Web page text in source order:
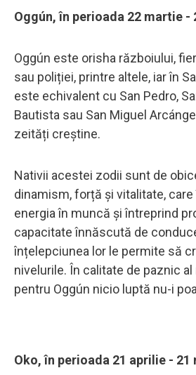
Oggún, în perioada 22 martie -
Oggún este orisha războiului,
sau poliției, printre altele, iar în
este echivalent cu San Pedro,
Bautista sau San Miguel
zeități creștine.
Nativii acestei zodii sunt de
dinamism, forță și vitalitate,
energia în muncă și întreprind
capacitate înnăscută de
înțelepciunea lor le permite să
nivelurile. În calitate de paznic
pentru Oggún nicio luptă nu-i
Oko, în perioada 21 aprilie - 21